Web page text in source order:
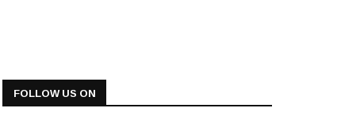
FOLLOW US ON